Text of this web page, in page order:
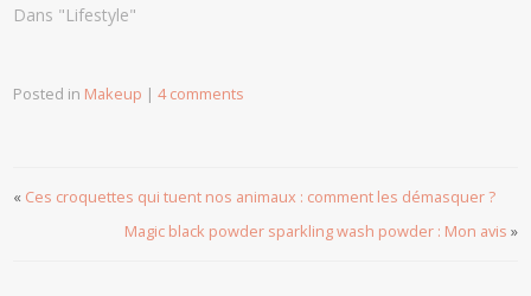
Dans "Lifestyle"
Posted in Makeup |4 comments
« Ces croquettes qui tuent nos animaux : comment les démasquer ?
Magic black powder sparkling wash powder : Mon avis »